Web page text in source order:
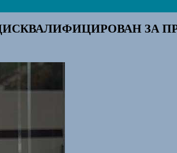
ЗА